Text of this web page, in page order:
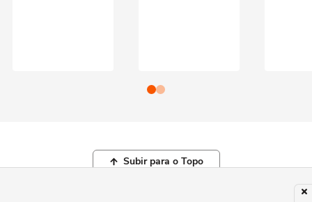
Subir para o Topo